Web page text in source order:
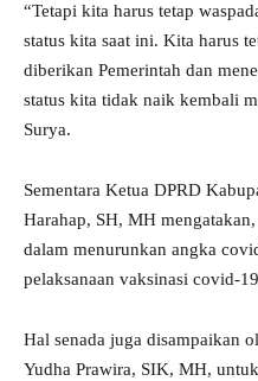
“Tetapi kita harus tetap
status kita saat ini. Kita harus
diberikan Pemerintah dan
status kita tidak naik kembali
Surya.
Sementara Ketua DPRD
Harahap, SH, MH
dalam menurunkan angka
pelaksanaan vaksinasi covid-
Hal senada juga disampaikan
Yudha Prawira, SIK, MH,